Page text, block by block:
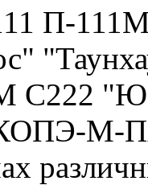
П-
C222
М-